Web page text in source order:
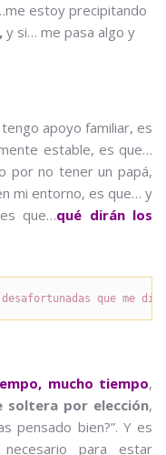
estoy precipitando
, y si… me pasa algo y
apoyo familiar, es
estable, es que…
por no tener un papá,
mi entorno, es que… y
que…qué dirán los
que me
mucho tiempo,
soltera por elección,
pensado bien?”. Y es
para estar